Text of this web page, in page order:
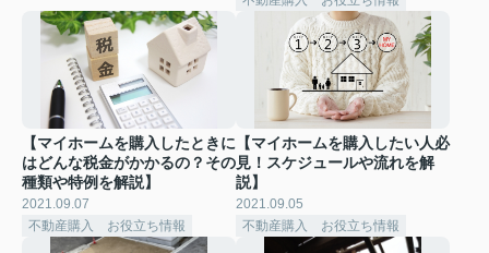
【マイホームを購入したときに
はどんな税金がかかるの？その
種類や特例を解説】
2021.09.07
不動産購入 お役立ち情報
【マイホームを購入したい人必
見！スケジュールや流れを解
説】
2021.09.05
不動産購入 お役立ち情報